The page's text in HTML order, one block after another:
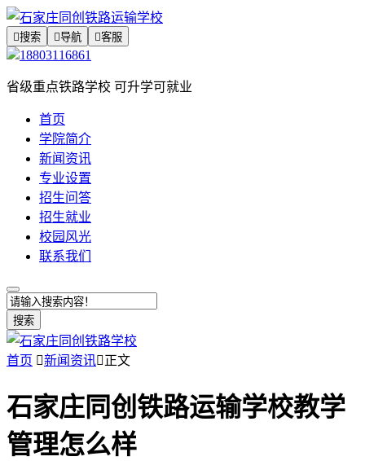
搜索 导航 客服
18803116861
省级重点铁路学校 可升学可就业
首页
学院简介
新闻资讯
专业设置
招生问答
招生就业
校园风光
联系我们
搜索
首页 新闻资讯正文
石家庄同创铁路运输学校教学
管理怎么样